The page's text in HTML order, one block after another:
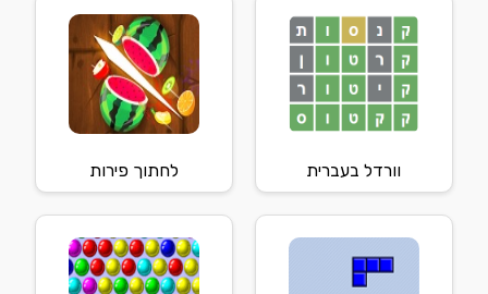
וורדל בעברית לחתוך פירות